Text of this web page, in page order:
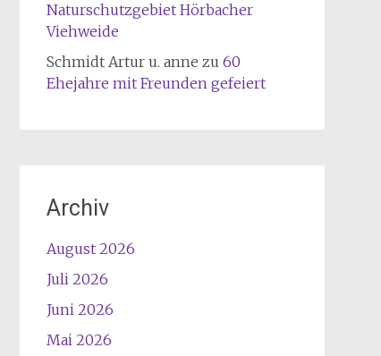
Naturschutzgebiet Hörbacher
Viehweide
Schmidt Artur u. anne zu 60
Ehejahre mit Freunden gefeiert
Archiv
August 2026
Juli 2026
Juni 2026
Mai 2026